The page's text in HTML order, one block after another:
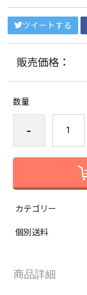
ツイートする
販売価格：
数量
-
カテゴリー
個別送料
商品詳細